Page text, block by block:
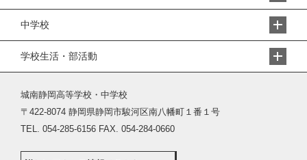
中学校
学校生活・部活動
城南静岡高等学校・中学校
〒422-8074 静岡県静岡市駿河区南八幡町１番１号
TEL. 054-285-6156 FAX. 054-284-0660